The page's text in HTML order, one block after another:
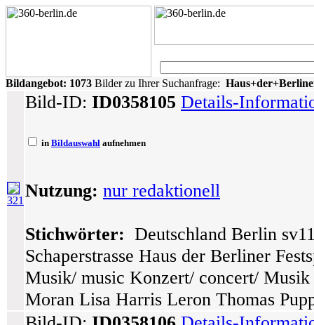
Bildangebot: 1073 Bilder zu Ihrer Suchanfrage:
321
Bild-ID: ID0358105 Details-
in Bildauswahl aufnehmen
Nutzung: nur redaktionell
Stichwörter: Deutschland Berlin
Schaperstrasse Haus der Berliner
Musik/ music Konzert/ concert/ Musik
Moran Lisa Harris Leron Thomas